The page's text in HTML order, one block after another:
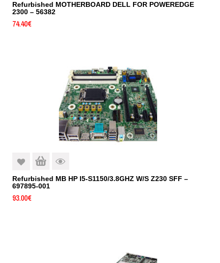
Refurbished MOTHERBOARD DELL FOR POWEREDGE
2300 – 56382
74.40€
Refurbished MB HP I5-S1150/3.8GHZ W/S Z230 SFF –
697895-001
93.00€